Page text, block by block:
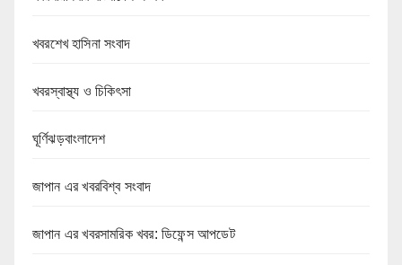
খবরশেখ হাসিনা সংবাদ
খবরস্বাস্থ্য ও চিকিৎসা
ঘূর্ণিঝড়বাংলাদেশ
জাপান এর খবরবিশ্ব সংবাদ
জাপান এর খবরসামরিক খবর: ডিফেন্স আপডেট